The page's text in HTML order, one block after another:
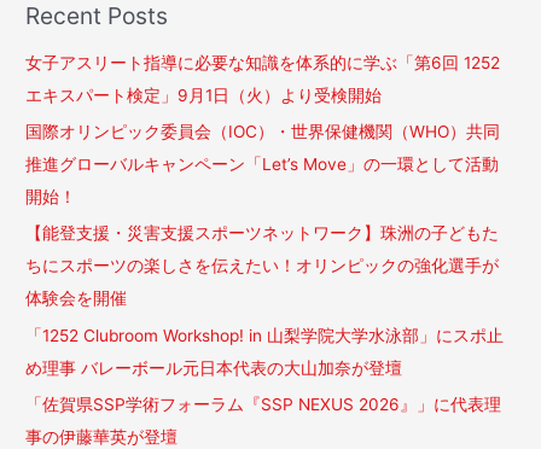
対
象
Recent Posts
女子アスリート指導に必要な知識を体系的に学ぶ「第6回 1252
エキスパート検定」9月1日（火）より受検開始
国際オリンピック委員会（IOC）・世界保健機関（WHO）​共同
推進グローバルキャンペーン「Let’s Move」の一環として活動
開始！
【能登支援・災害支援スポーツネットワーク】珠洲の子どもた
ちにスポーツの楽しさを伝えたい！オリンピックの強化選手が
体験会を開催
「1252 Clubroom Workshop! in 山梨学院大学水泳部」にスポ止
め理事 バレーボール元日本代表の大山加奈が登壇
「佐賀県SSP学術フォーラム『SSP NEXUS 2026』」に代表理
事の伊藤華英が登壇